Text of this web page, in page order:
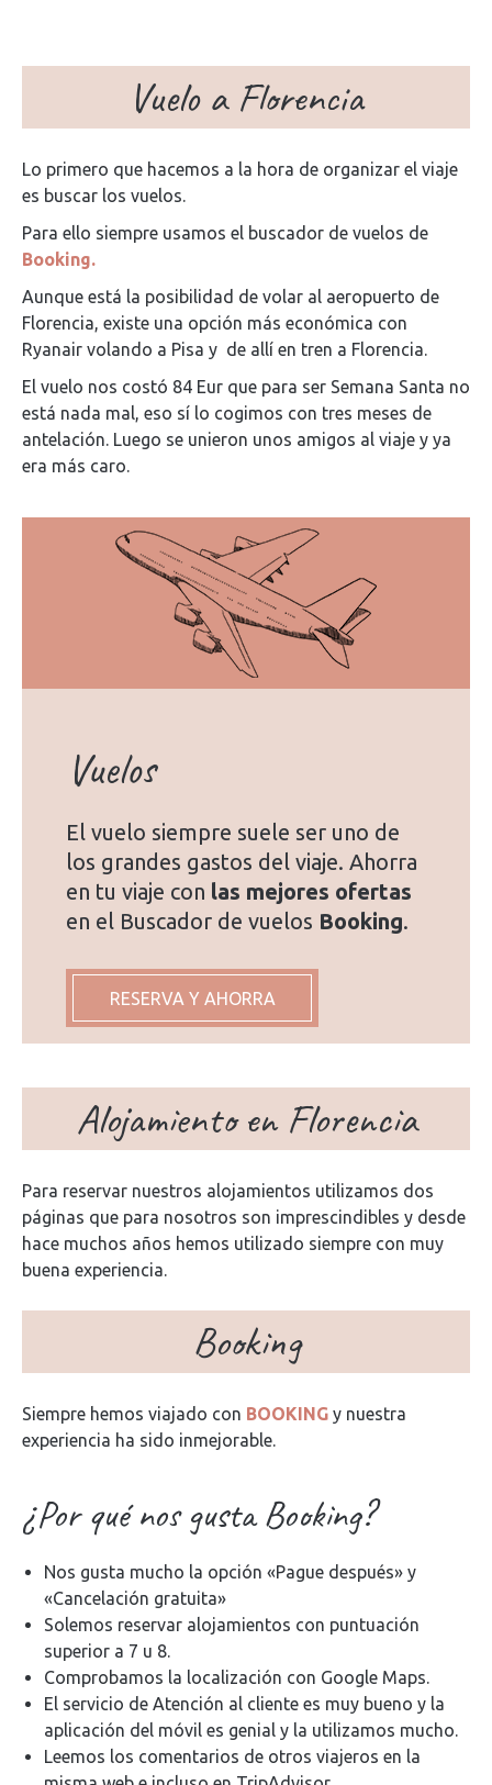
Vuelo a Florencia
Lo primero que hacemos a la hora de organizar el viaje
es buscar los vuelos.
Para ello siempre usamos el buscador de vuelos de
Booking.
Aunque está la posibilidad de volar al aeropuerto de
Florencia, existe una opción más económica con
Ryanair volando a Pisa y de allí en tren a Florencia.
El vuelo nos costó 84 Eur que para ser Semana Santa no
está nada mal, eso sí lo cogimos con tres meses de
antelación. Luego se unieron unos amigos al viaje y ya
era más caro.
Vuelos
El vuelo siempre suele ser uno de
los grandes gastos del viaje. Ahorra
en tu viaje con las mejores ofertas
en el Buscador de vuelos Booking.
RESERVA Y AHORRA
Alojamiento en Florencia
Para reservar nuestros alojamientos utilizamos dos
páginas que para nosotros son imprescindibles y desde
hace muchos años hemos utilizado siempre con muy
buena experiencia.
Booking
Siempre hemos viajado con BOOKING y nuestra
experiencia ha sido inmejorable.
¿Por qué nos gusta Booking?
Nos gusta mucho la opción «Pague después» y
«Cancelación gratuita»
Solemos reservar alojamientos con puntuación
superior a 7 u 8.
Comprobamos la localización con Google Maps.
El servicio de Atención al cliente es muy bueno y la
aplicación del móvil es genial y la utilizamos mucho.
Leemos los comentarios de otros viajeros en la